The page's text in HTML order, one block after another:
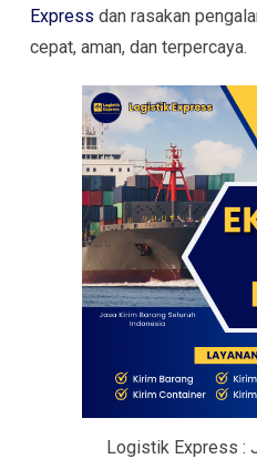
Express dan rasakan
cepat, aman, dan terpercaya.
Logistik Express :